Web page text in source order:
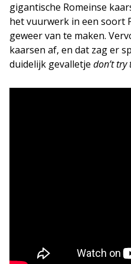
gigantische Romeinse
het vuurwerk in een soort
geweer van te maken.
kaarsen af, en dat zag er
duidelijk gevalletje don’t